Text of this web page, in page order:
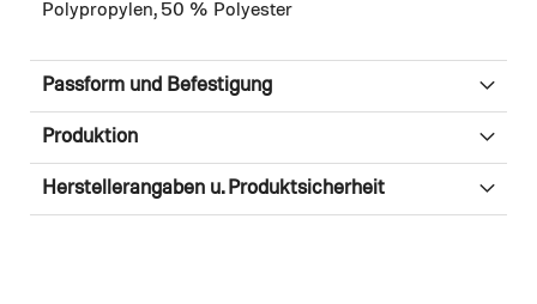
Polypropylen, 50 % Polyester
Passform und Befestigung
Produktion
Herstellerangaben u. Produktsicherheit